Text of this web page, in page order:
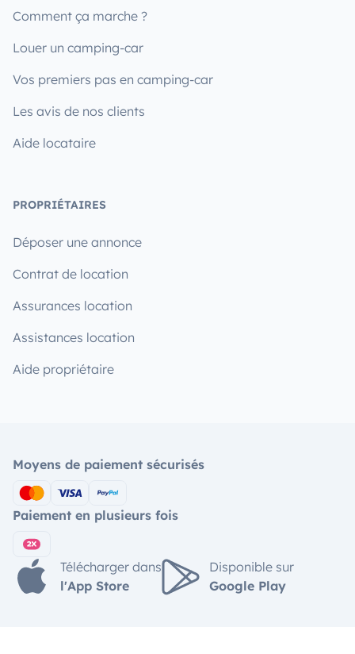
Comment ça marche ?
Louer un camping-car
Vos premiers pas en camping-car
Les avis de nos clients
Aide locataire
PROPRIÉTAIRES
Déposer une annonce
Contrat de location
Assurances location
Assistances location
Aide propriétaire
Moyens de paiement sécurisés
Paiement en plusieurs fois
Télécharger dans
l'App Store
Disponible sur
Google Play